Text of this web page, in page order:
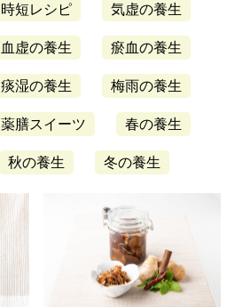
時短レシピ 気虚の養生
血虚の養生 瘀血の養生
痰湿の養生 梅雨の養生
薬膳スイーツ 春の養生
秋の養生 冬の養生